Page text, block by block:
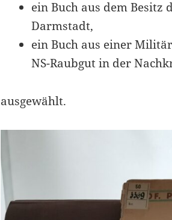
ein Buch aus dem Besitz
Darmstadt,
ein Buch aus einer
NS-Raubgut in der
ausgewählt.